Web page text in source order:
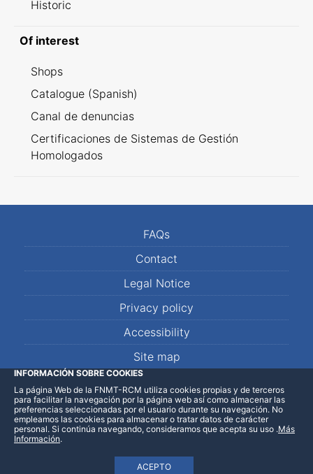
Historic
Of interest
Shops
Catalogue (Spanish)
Canal de denuncias
Certificaciones de Sistemas de Gestión
Homologados
FAQs
Contact
Legal Notice
Privacy policy
Accessibility
Site map
LinkedInFacebookWhatsApp
INFORMACIÓN SOBRE COOKIES
La página Web de la FNMT-RCM utiliza cookies propias y de terceros
para facilitar la navegación por la página web así como almacenar las
preferencias seleccionadas por el usuario durante su navegación. No
empleamos las cookies para almacenar o tratar datos de carácter
personal. Si continúa navegando, consideramos que acepta su uso
ACEPTO
.Más
Información.